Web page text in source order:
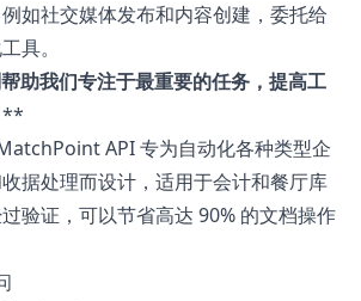
如社交媒体发布和内容创建，委托给
具。
助我们专注于最重要的任务，提高工
**
API 专为自动化各种类型企
据处理而设计，适用于会计和餐厅库
验证，可以节省高达 90% 的文档操作